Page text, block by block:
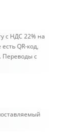
c НДС 22% на
QR-код,
Переводы с